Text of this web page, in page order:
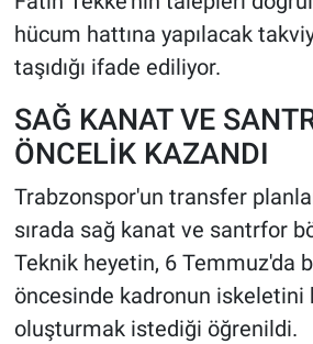
hücum hattına yapılacak
taşıdığı ifade ediliyor.
SAĞ KANAT VE
ÖNCELİK KAZANDI
Trabzonspor'un transfer
sırada sağ kanat ve santrfor
Teknik heyetin, 6 Temmuz'da
öncesinde kadronun iskeletini
oluşturmak istediği öğrenildi.